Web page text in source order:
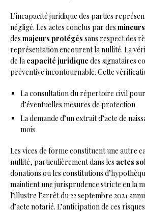
L’incapacité juridique des parties
négligé. Les actes conclus par des
des majeurs protégés sans respect des
représentation encourent la nullité. La
de la capacité juridique des signataires
préventive incontournable. Cette
La consultation du répertoire civil
d’éventuelles mesures de protection
La demande d’un extrait d’acte de
mois
Les vices de forme constituent une autre
nullité, particulièrement dans les actes
donations ou les constitutions
maintient une jurisprudence stricte en la
l’illustre l’arrêt du 22 septembre 2021
d’acte notarié. L’anticipation de ces